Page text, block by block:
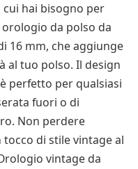
hai bisogno per
da polso da
16 mm, che aggiunge
al tuo polso. Il design
perfetto per qualsiasi
fuori o di
Non perdere
di stile vintage al
vintage da